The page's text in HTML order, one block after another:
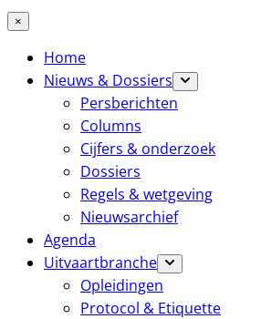
×
Home
Nieuws & Dossiers
Persberichten
Columns
Cijfers & onderzoek
Dossiers
Regels & wetgeving
Nieuwsarchief
Agenda
Uitvaartbranche
Opleidingen
Protocol & Etiquette